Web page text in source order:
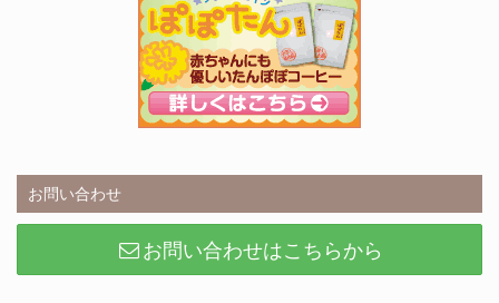
お問い合わせ
お問い合わせはこちらから